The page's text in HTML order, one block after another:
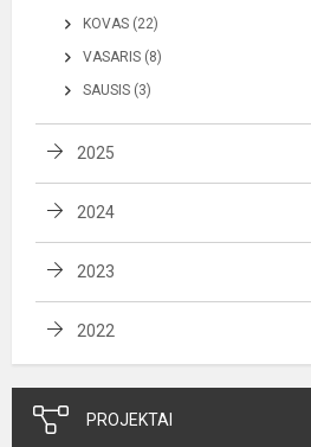
KOVAS (22)
VASARIS (8)
SAUSIS (3)
2025
2024
2023
2022
PROJEKTAI